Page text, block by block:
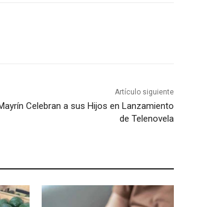
Artículo siguiente
Celebran a sus Hijos en Lanzamiento
de Telenovela